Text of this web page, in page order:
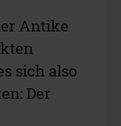
Antike
sich also
Der